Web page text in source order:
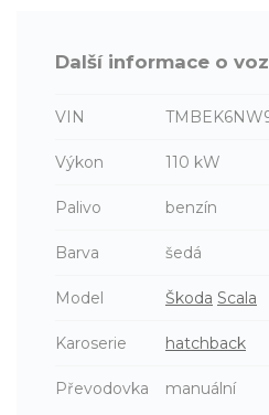
Další informace o
VIN
Výkon 110 kW
Palivo benzín
Barva šedá
Model Škoda Scala
Karoserie hatchback
Převodovka manuální